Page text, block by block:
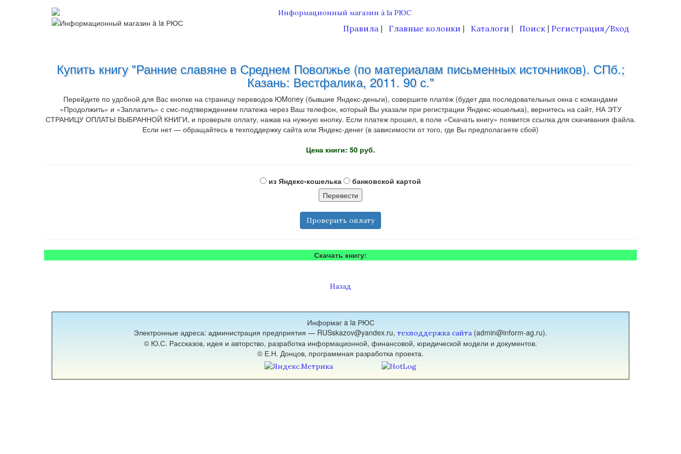
Правила Главные колонки Каталоги Поиск| Регистрация/Вход
Купить книгу "Ранние славяне в Среднем Поволжье (по материалам письменных источников). СПб.;
Казань: Вестфалика, 2011. 90 с."
Перейдите по удобной для Вас кнопке на страницу переводов ЮMoney (бывшие Яндекс-деньги), совершите платёж (будет два последовательных окна с командами
«Продолжить» и «Заплатить» с смс-подтверждением платежа через Ваш телефон, который Вы указали при регистрации Яндекс-кошелька), вернитесь на сайт, НА ЭТУ
СТРАНИЦУ ОПЛАТЫ ВЫБРАННОЙ КНИГИ, и проверьте оплату, нажав на нужную кнопку. Если платеж прошел, в поле «Скачать книгу» появится ссылка для скачивания файла.
Если нет — обращайтесь в техподдержку сайта или Яндекс-денег (в зависимости от того, где Вы предполагаете сбой)
Цена книги: 50 руб.
из Яндекс-кошелька банковской картой
Проверить оплату
Скачать книгу:
Назад
Информаг a la РЮС
Электронные адреса: администрация предприятия — RUSskazov@yandex.ru, техподдержка сайта (admin@inform-ag.ru).
© Ю.С. Рассказов, идея и авторство, разработка информационной, финансовой, юридической модели и документов.
© Е.Н. Донцов, программная разработка проекта.